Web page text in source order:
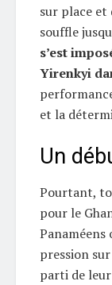
sur place et
souffle
s’est
Yirenkyi
et la
Un
Pourtant,
pour le
pression
parti de